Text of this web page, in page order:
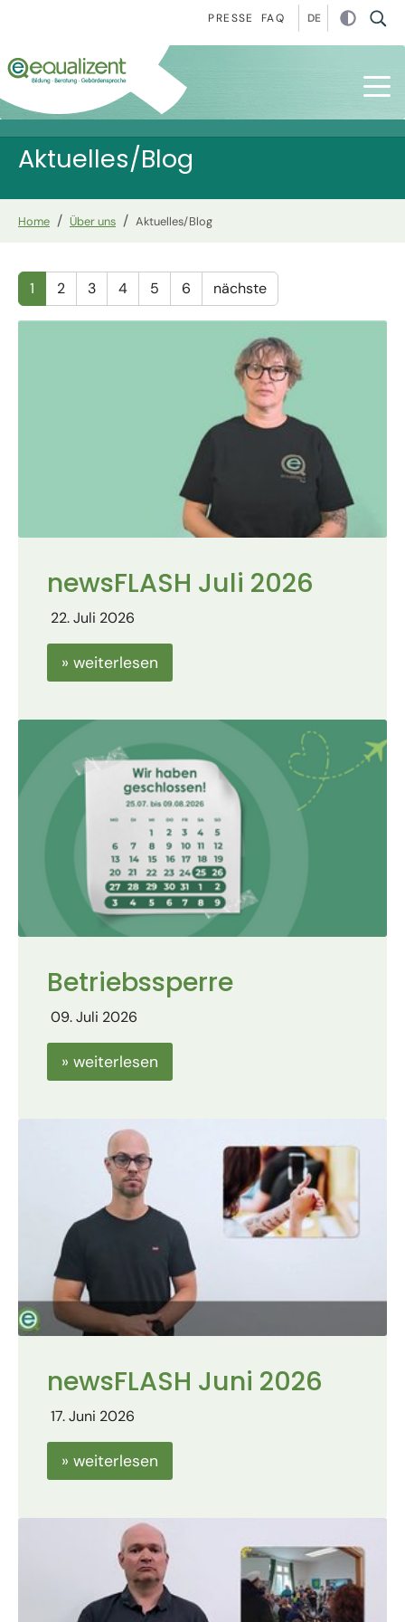
PRESSE FAQ DE
Aktuelles/Blog
You are here:
Home Über uns Aktuelles/Blog
1 2 3 4 5 6 nächste
newsFLASH Juli 2026
22. Juli 2026
» weiterlesen
Betriebssperre
09. Juli 2026
» weiterlesen
newsFLASH Juni 2026
17. Juni 2026
» weiterlesen